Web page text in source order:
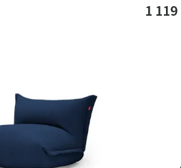
1